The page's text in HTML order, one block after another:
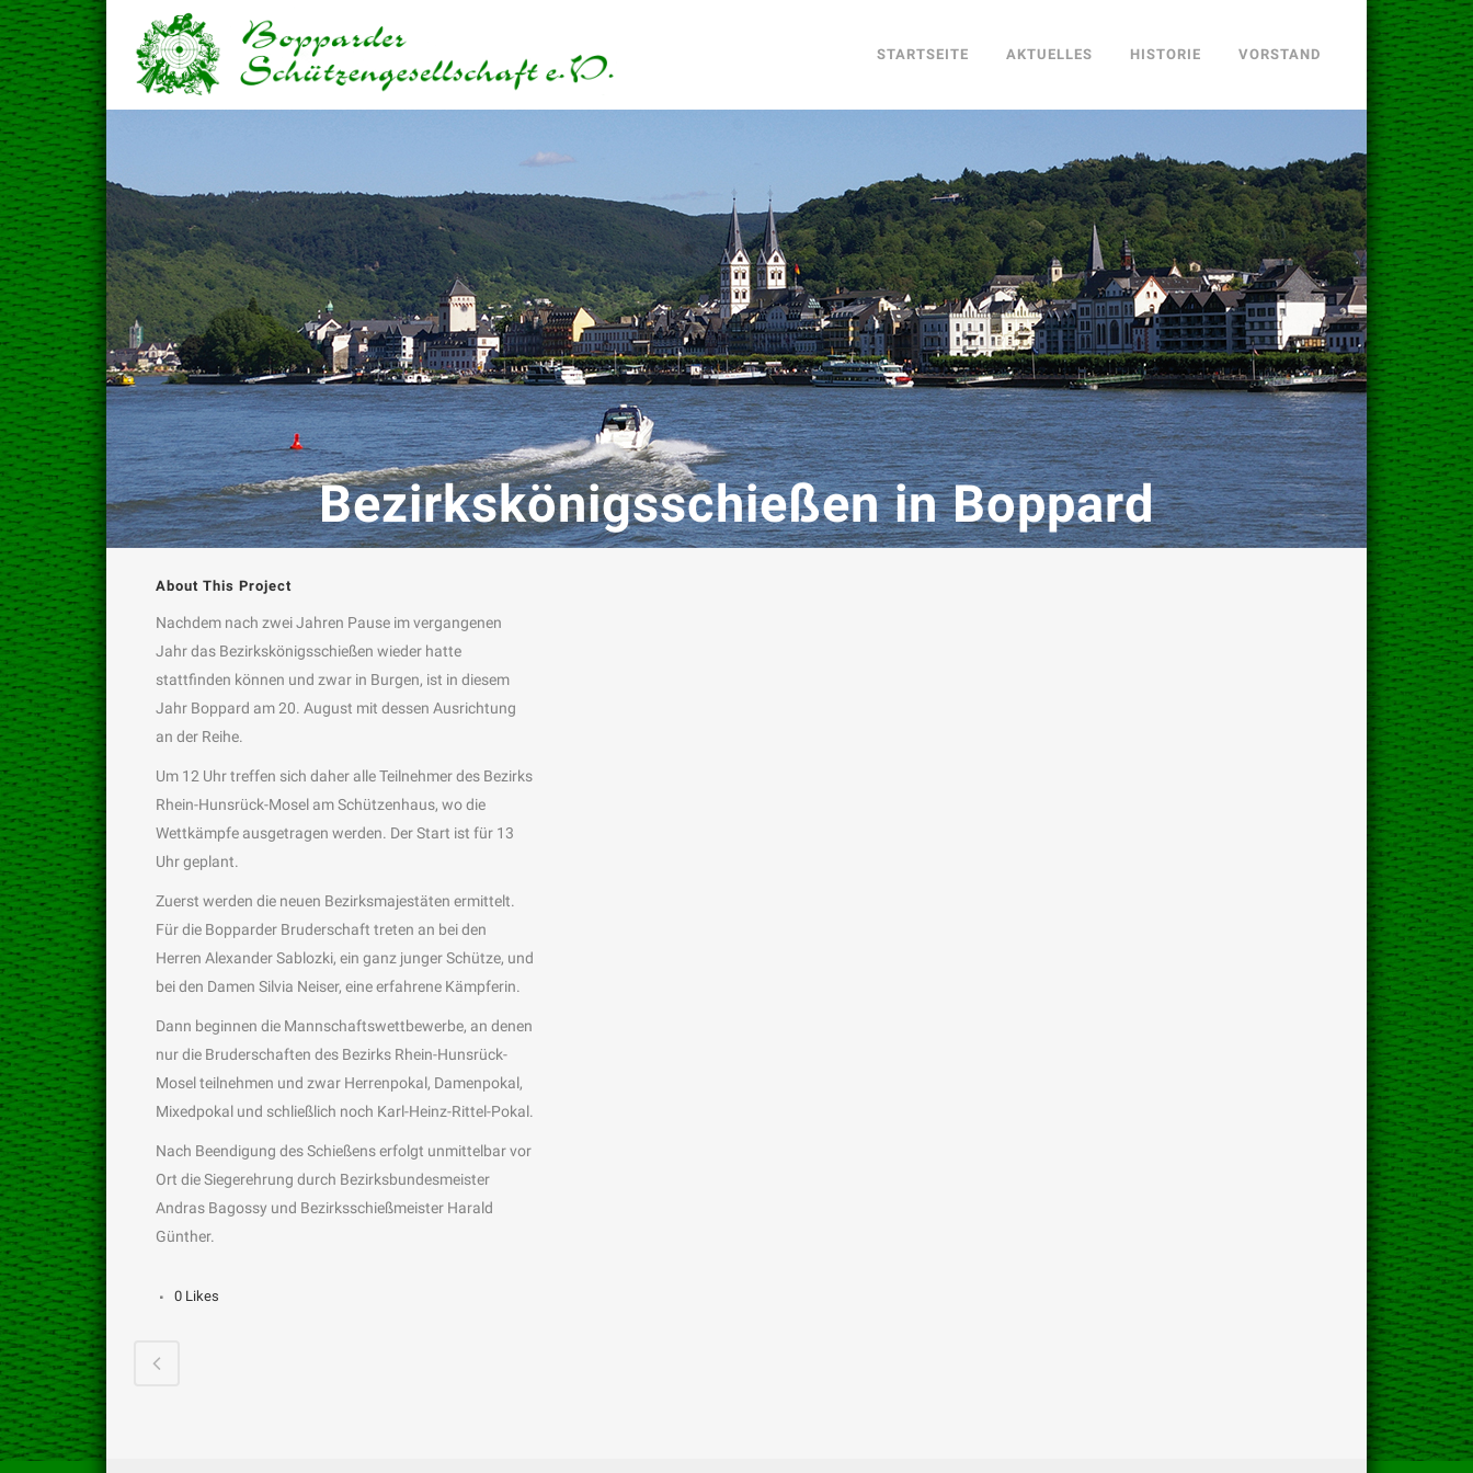
STARTSEITE AKTUELLES HISTORIE VORSTAND
Bezirkskönigsschießen in Boppard
About This Project
Nachdem nach zwei Jahren Pause im vergangenen
Jahr das Bezirkskönigsschießen wieder hatte
stattfinden können und zwar in Burgen, ist in diesem
Jahr Boppard am 20. August mit dessen Ausrichtung
an der Reihe.
Um 12 Uhr treffen sich daher alle Teilnehmer des Bezirks
Rhein-Hunsrück-Mosel am Schützenhaus, wo die
Wettkämpfe ausgetragen werden. Der Start ist für 13
Uhr geplant.
Zuerst werden die neuen Bezirksmajestäten ermittelt.
Für die Bopparder Bruderschaft treten an bei den
Herren Alexander Sablozki, ein ganz junger Schütze, und
bei den Damen Silvia Neiser, eine erfahrene Kämpferin.
Dann beginnen die Mannschaftswettbewerbe, an denen
nur die Bruderschaften des Bezirks Rhein-Hunsrück-
Mosel teilnehmen und zwar Herrenpokal, Damenpokal,
Mixedpokal und schließlich noch Karl-Heinz-Rittel-Pokal.
Nach Beendigung des Schießens erfolgt unmittelbar vor
Ort die Siegerehrung durch Bezirksbundesmeister
Andras Bagossy und Bezirksschießmeister Harald
Günther.
0 Likes